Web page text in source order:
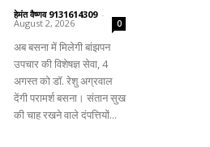
हेमंत वैष्णव 9131614309 -
August 2, 2026 0
अब बसना में मिलेगी बांझपन
उपचार की विशेषज्ञ सेवा, 4
अगस्त को डॉ. रेशु अग्रवाल
देंगी परामर्श बसना। संतान सुख
की चाह रखने वाले दंपत्तियों...